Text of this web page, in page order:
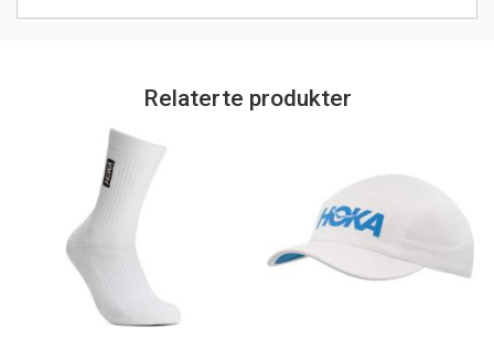
Relaterte produkter